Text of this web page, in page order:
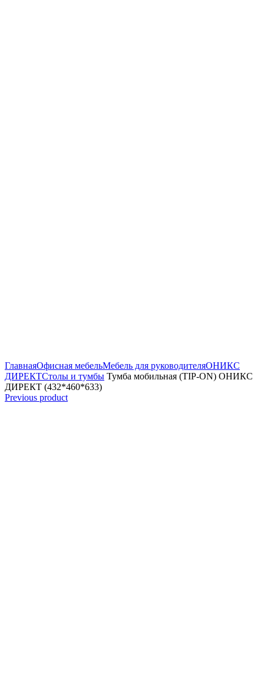
ГлавнаяОфисная мебельМебель для руководителяОНИКС
ДИРЕКТСтолы и тумбы Тумба мобильная (TIP-ON) ОНИКС
ДИРЕКТ (432*460*633)
Previous product